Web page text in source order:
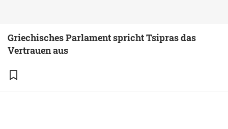
Griechisches Parlament spricht Tsipras das
Vertrauen aus